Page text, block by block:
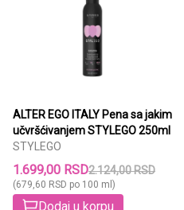
ALTER EGO ITALY Pena sa jakim
učvršćivanjem STYLEGO 250ml
STYLEGO
1.699,00 RSD2.124,00 RSD
(679,60 RSD po 100 ml)
Dodaj u korpu